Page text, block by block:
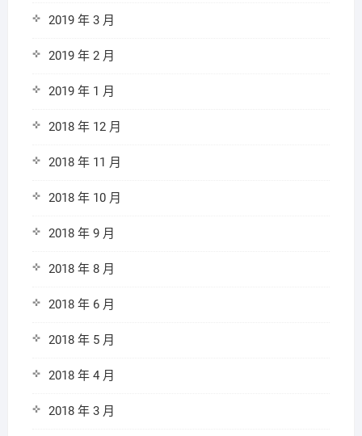
2019 年 3 月
2019 年 2 月
2019 年 1 月
2018 年 12 月
2018 年 11 月
2018 年 10 月
2018 年 9 月
2018 年 8 月
2018 年 6 月
2018 年 5 月
2018 年 4 月
2018 年 3 月